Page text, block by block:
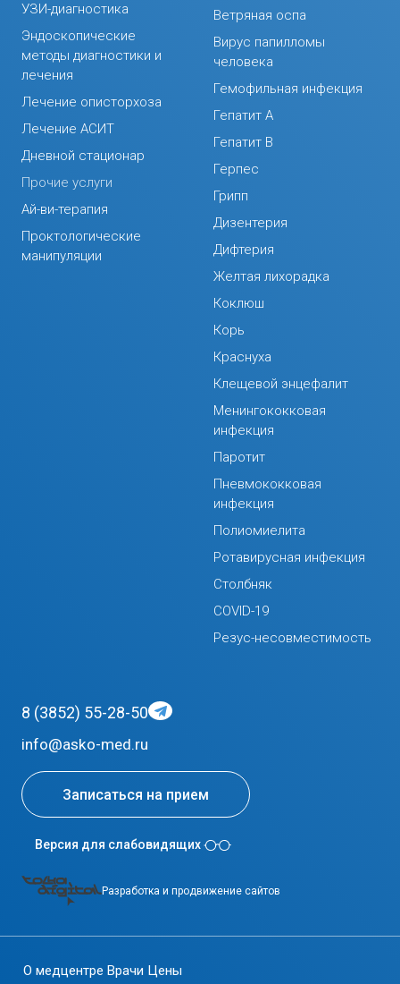
УЗИ-диагностика
Эндоскопические
методы диагностики и
лечения
Лечение описторхоза
Лечение АСИТ
Дневной стационар
Прочие услуги
Ай-ви-терапия
Проктологические
манипуляции
Ветряная оспа
Вирус папилломы
человека
Гемофильная инфекция
Гепатит А
Гепатит В
Герпес
Грипп
Дизентерия
Дифтерия
Желтая лихорадка
Коклюш
Корь
Краснуха
Клещевой энцефалит
Менингококковая
инфекция
Паротит
Пневмококковая
инфекция
Полиомиелита
Ротавирусная инфекция
Столбняк
COVID-19
Резус-несовместимость
8 (3852) 55-28-50
info@asko-med.ru
Записаться на прием
Версия для слабовидящих
Разработка и продвижение сайтов
О медцентре Врачи Цены